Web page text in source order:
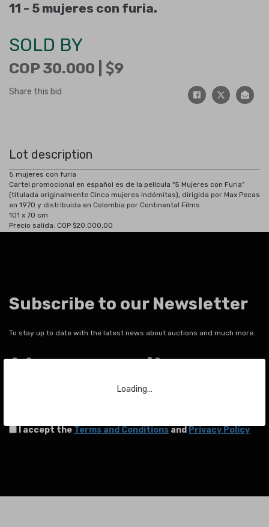
Loading…
11 - 5 mujeres con furia.
SOLD BY
COP 30.000 | 9
Share this bid
Lot description
5 mujeres con furia
Cartel promocional en español es de la película "5 Mujeres con Furia"
(titulada originalmente Cinco mujeres indómitas), dirigida por Max Pecas
en 1970 y distribuida en Colombia por Continental Films.
101 x 70 cm
Precio salida: COP $20.000,00
Subscribe to our Newsletter
To stay up to date with the latest news about auctions and much more.
Your email
I accept the Terms and Conditions and Privacy Policy